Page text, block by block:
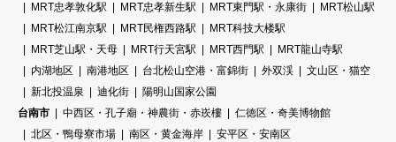
MRT忠孝敦化駅
MRT忠孝新生駅 MRT東門駅・永康街
MRT松山駅
MRT松江南京駅
MRT民権西路駅
MRT科技大楼駅
MRT芝山駅・天母
MRT行天宮駅 MRT西門駅
MRT龍山寺駅
内湖地区
南港地区 台北松山空港・富錦街 外双渓
文山区・猫空
新北投温泉
迪化街
陽明山国家公園
台南市
中西区・孔子廟・神農街・赤崁樓
仁徳区・奇美博物館
北区・鴨母寮市場
南区・黄金海岸
安平区・安南区